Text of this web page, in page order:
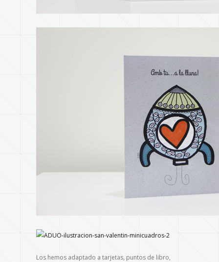
Los hemos adaptado a tarjetas, puntos de libro,